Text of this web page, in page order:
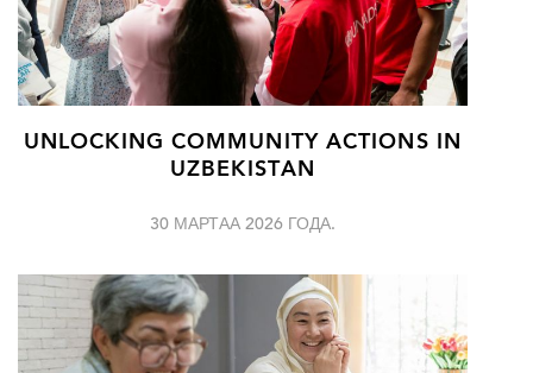
UNLOCKING COMMUNITY ACTIONS IN
UZBEKISTAN
30 МАРТАА 2026 ГОДА.